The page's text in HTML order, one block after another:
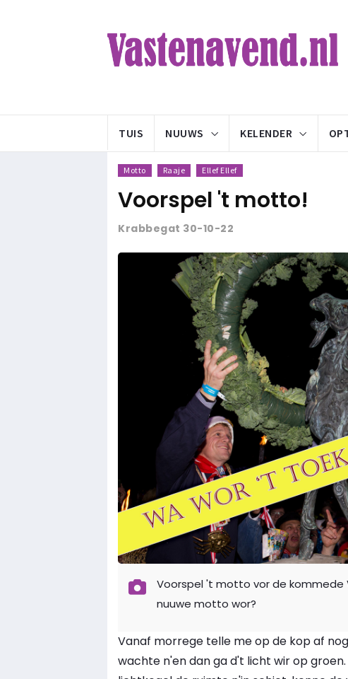
TUIS NUUWS KELENDER
Motto Raaje Ellef Ellef
Voorspel 't motto!
Krabbegat 30-10-22
Voorspel 't motto vor de kommede
nuuwe motto wor?
Vanaf morrege telle me op de kop af
wachte n'en dan ga d't licht wir op